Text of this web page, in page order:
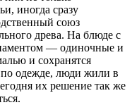
иногда сразу
союз
древа. На блюде с
— одиночные и
и сохранятся
одежде, люди жили в
их решение так же